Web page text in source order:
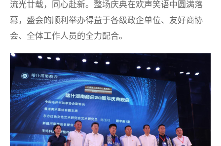
流光廿载，同心赴新。整场庆典在欢声笑语中圆满落
幕，盛会的顺利举办得益于各级政企单位、友好商协
会、全体工作人员的全力配合。